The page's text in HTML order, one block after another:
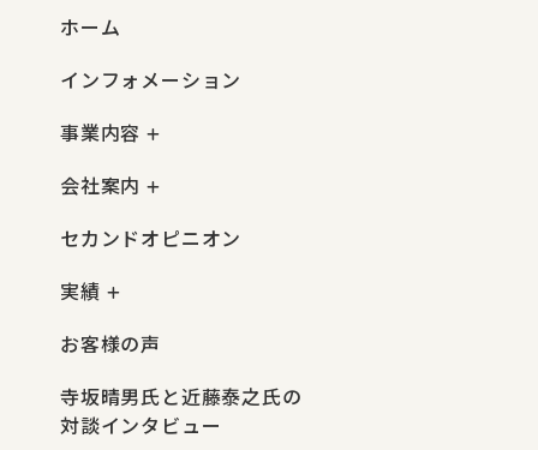
ホーム
インフォメーション
事業内容
会社案内
セカンドオピニオン
実績
お客様の声
寺坂晴男氏と近藤泰之氏の
対談インタビュー